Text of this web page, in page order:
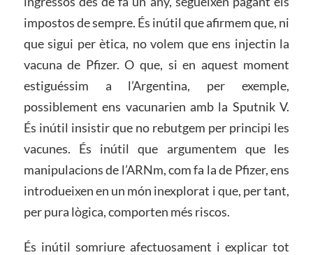
impostos de sempre. És inútil que afirmem que, ni
que sigui per ètica, no volem que ens injectin la
vacuna de Pfizer. O que, si en aquest moment
estiguéssim a l’Argentina, per exemple,
possiblement ens vacunarien amb la Sputnik V.
És inútil insistir que no rebutgem per principi les
vacunes. És inútil que argumentem que les
manipulacions de l’ARNm, com fa la de Pfizer, ens
introdueixen en un món inexplorat i que, per tant,
per pura lògica, comporten més riscos.
És inútil somriure afectuosament i explicar tot